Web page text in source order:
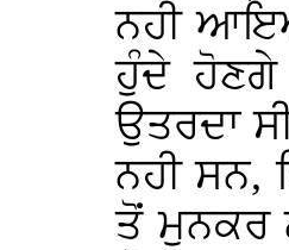
ਨਹੀ
ਹੁੰਦੇ ਹੋਣਗੇ
ਉਤਰਦਾ
ਨਹੀ ਸਨ,
ਤੋਂ ਮੁਨਕਰ